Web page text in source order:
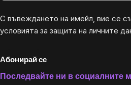
С въвеждането на имейл, вие се
условията за защита на личните
Абонирай се
Последвайте ни в социалните